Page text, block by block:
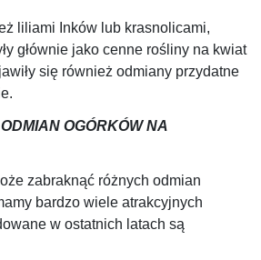
liliami Inków lub krasnolicami,
głównie jako cenne rośliny na kwiat
się również odmiany przydatne
OGÓRKÓW NA
zabraknąć różnych odmian
bardzo wiele atrakcyjnych
w ostatnich latach są